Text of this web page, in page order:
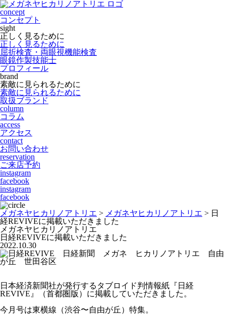
concept
コンセプト
sight
正しく見るために
正しく見るために
屈折検査・両眼視機能検査
眼鏡作製技能士
プロフィール
brand
素敵に見られるために
素敵に見られるために
取扱ブランド
column
コラム
access
アクセス
contact
お問い合わせ
reservation
ご来店予約
instagram
facebook
instagram
facebook
メガネヤヒカリノアトリエ > メガネヤヒカリノアトリエ > 日
経REVIVEに掲載いただきました
メガネヤヒカリノアトリエ
日経REVIVEに掲載いただきました
2022.10.30
日本経済新聞社が発行するタブロイド判情報紙『日経
REVIVE』（首都圏版）に掲載していただきました。
今月号は東横線（渋谷〜自由が丘）特集。